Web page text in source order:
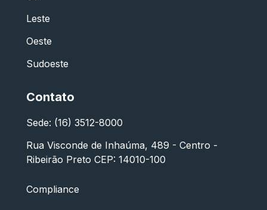
Leste
Oeste
Sudoeste
Contato
Sede: (16) 3512-8000
Rua Visconde de Inhaúma, 489 - Centro -
Ribeirão Preto CEP: 14010-100
Compliance